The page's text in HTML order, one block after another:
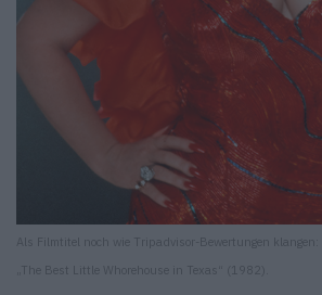
Als Filmtitel noch wie Tripadvisor-Bewertungen klangen:
„The Best Little Whorehouse in Texas“ (1982).